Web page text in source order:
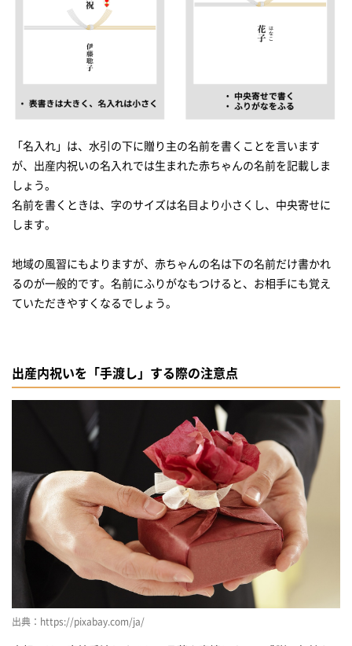
「名入れ」は、水引の下に贈り主の名前を書くことを言います
が、出産内祝いの名入れでは生まれた赤ちゃんの名前を記載しま
しょう。
名前を書くときは、字のサイズは名目より小さくし、中央寄せに
します。
地域の風習にもよりますが、赤ちゃんの名は下の名前だけ書かれ
るのが一般的です。名前にふりがなもつけると、お相手にも覚え
ていただきやすくなるでしょう。
出産内祝いを「手渡し」する際の注意点
出典：https://pixabay.com/ja/